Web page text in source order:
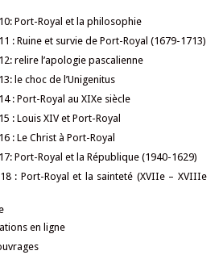
Port-Royal et la philosophie
: Ruine et survie de Port-Royal (1679-1713)
relire l’apologie pascalienne
le choc de l’Unigenitus
: Port-Royal au XIXe siècle
: Louis XIV et Port-Royal
: Le Christ à Port-Royal
Port-Royal et la République (1940-1629)
: Port-Royal et la sainteté (XVIIe – XVIIIe
en ligne